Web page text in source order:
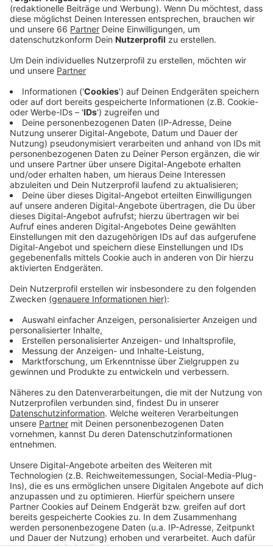
August) läuft. Es geht in den Fragen sowohl um
den Autoverkehr (bzw motorisierten Verkehr), den
Radverkehr, den öffentlichen Nahverkehr und um
Fußwege.
Veröffentlicht:Dienstag, 27.07.2021 17:16
Anzeige
Das Beantworten der Fragen soll maximal eine
Viertelstunde dauern. Wer mitmacht, kann für einen
Monat ein Ticket 2000 der Rheinbahn gewinnen. Die
Ergebnisse fließen in den so genannten "Mobilitätsplan
D" ein. Die Verkehrs-Entwicklung bis 2030 wird in
diesem Plan festgelegt. In den nächsten Monaten
sollen konkrete Projekte entwickelt werden, wie der
Plan umgesetzt werden kann.
Weitere Infos und Links zum Thema
Anzeige
Zur Online-Umfrage zum "Mobilitätsplan D":
Das ist der "Mobilitätsplan D":
Anzeige
Anzeige